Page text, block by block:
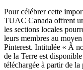
Pourcélébrer cette
TUAC Canada offrent
les sections locales
leurs membres au moyen
Pinterest. Intitulée « À
de la Terre est disponible
téléchargée à partirde la